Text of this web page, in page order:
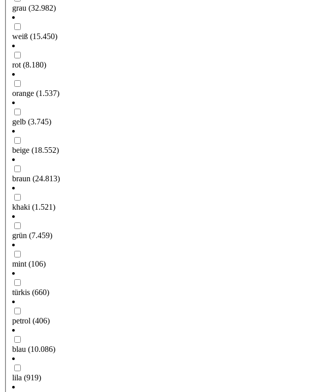
grau (32.982)
weiß (15.450)
rot (8.180)
orange (1.537)
gelb (3.745)
beige (18.552)
braun (24.813)
khaki (1.521)
grün (7.459)
mint (106)
türkis (660)
petrol (406)
blau (10.086)
lila (919)